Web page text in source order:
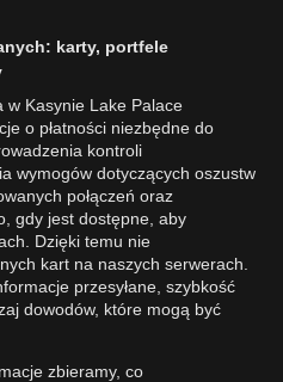
karty, portfele
w Kasynie Lake Palace
o płatności niezbędne do
kontroli
wymogów dotyczących oszustw
połączeń oraz
gdy jest dostępne, aby
Dzięki temu nie
kart na naszych serwerach.
przesyłane, szybkość
dowodów, które mogą być
zbieramy, co